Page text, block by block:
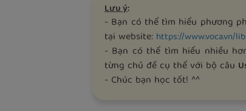
Lưu ý:
- Bạn có thể tìm hiểu phương
tại website: https://www.voca.vn/
- Bạn có thể tìm hiểu nhiều
từng chủ đề cụ thể với bộ câu
- Chúc bạn học tốt! ^^